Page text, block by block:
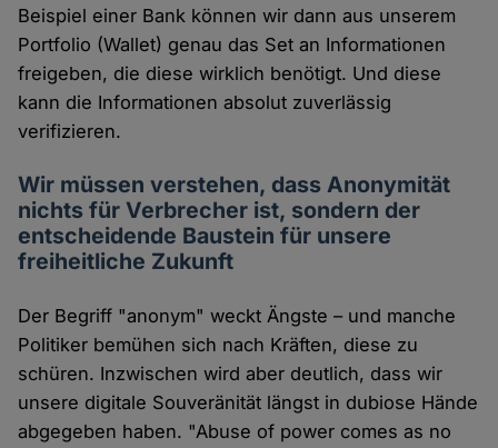
Beispiel einer Bank können wir dann aus unserem
Portfolio (Wallet) genau das Set an Informationen
freigeben, die diese wirklich benötigt. Und diese
kann die Informationen absolut zuverlässig
verifizieren.
Wir müssen verstehen, dass Anonymität
nichts für Verbrecher ist, sondern der
entscheidende Baustein für unsere
freiheitliche Zukunft
Der Begriff "anonym" weckt Ängste – und manche
Politiker bemühen sich nach Kräften, diese zu
schüren. Inzwischen wird aber deutlich, dass wir
unsere digitale Souveränität längst in dubiose Hände
abgegeben haben. "Abuse of power comes as no